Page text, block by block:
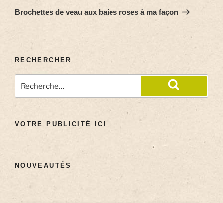
Brochettes de veau aux baies roses à ma façon
RECHERCHER
VOTRE PUBLICITÉ ICI
NOUVEAUTÉS